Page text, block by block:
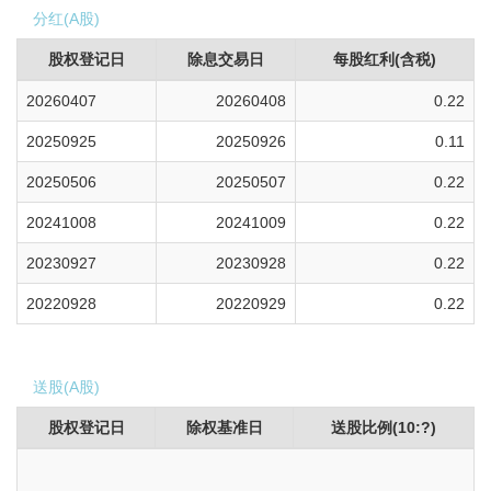
分红(A股)
股权登记日 除息交易日 每股红利(含税)
20260407 20260408 0.22
20250925 20250926 0.11
20250506 20250507 0.22
20241008 20241009 0.22
20230927 20230928 0.22
20220928 20220929 0.22
送股(A股)
股权登记日 除权基准日 送股比例(10:?)